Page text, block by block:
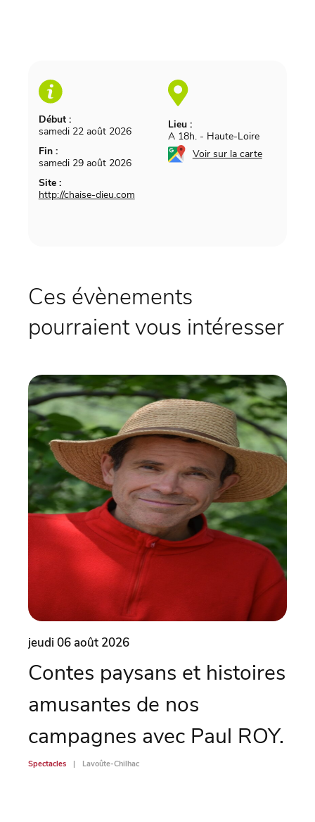
Début :
samedi 22 août 2026
Fin :
samedi 29 août 2026
Site :
http://chaise-dieu.com
Lieu :
A 18h. - Haute-Loire
Voir sur la carte
Ces évènements
pourraient vous intéresser
jeudi 06 août 2026
Contes paysans et histoires
amusantes de nos
campagnes avec Paul ROY.
Spectacles Lavoûte-Chilhac